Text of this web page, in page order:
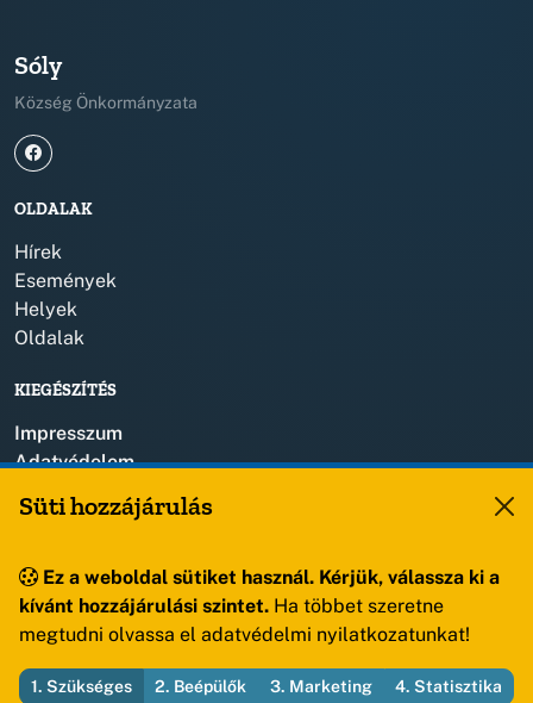
Sóly
Község Önkormányzata
OLDALAK
Hírek
Események
Helyek
Oldalak
KIEGÉSZÍTÉS
Impresszum
Adatvédelem
+36 88 459 150
8193 Sóly, Kossuth Lajos u.57.
Süti hozzájárulás
Ez a weboldal sütiket használ. Kérjük, válassza ki a
kívánt hozzájárulási szintet. Ha többet szeretne
megtudni olvassa el adatvédelmi nyilatkozatunkat!
1. Szükséges 2. Beépülők 3. Marketing 4. Statisztika